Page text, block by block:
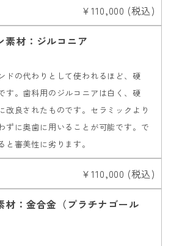
￥110,000 (税込)
素材：ジルコニア
ドの代わりとして使われるほど、硬
す。歯科用のジルコニアは白く、硬
改良されたものです。セラミックより
ずに奥歯に用いることが可能です。で
審美性に劣ります。
￥110,000 (税込)
材：金合金（プラチナゴール